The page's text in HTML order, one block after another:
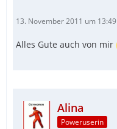
13. November 2011 um 13:49
Alles Gute auch von mir
Alina
Poweruserin